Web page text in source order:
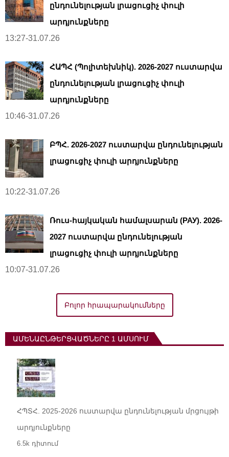
ընդունելության լրացուցիչ փուլի
արդյունքները
13:27-31.07.26
ՀԱՊՀ (Պոլիտեխնիկ). 2026-2027 ուստարվա
ընդունելության լրացուցիչ փուլի
արդյունքները
10:46-31.07.26
ԲՊՀ. 2026-2027 ուստարվա ընդունելության
լրացուցիչ փուլի արդյունքները
10:22-31.07.26
Ռուս-հայկական համալսարան (РАУ). 2026-
2027 ուստարվա ընդունելության
լրացուցիչ փուլի արդյունքները
10:07-31.07.26
Բոլոր հրապարակումները
ԱՄԵՆԱԸՆԹԵՐՑՎԱԾՆԵՐԸ 1 ԱՄՍՈՒՄ
ՀՊՏՀ. 2025-2026 ուստարվա ընդունելության մրցույթի
արդյունքները
6.5k դիտում